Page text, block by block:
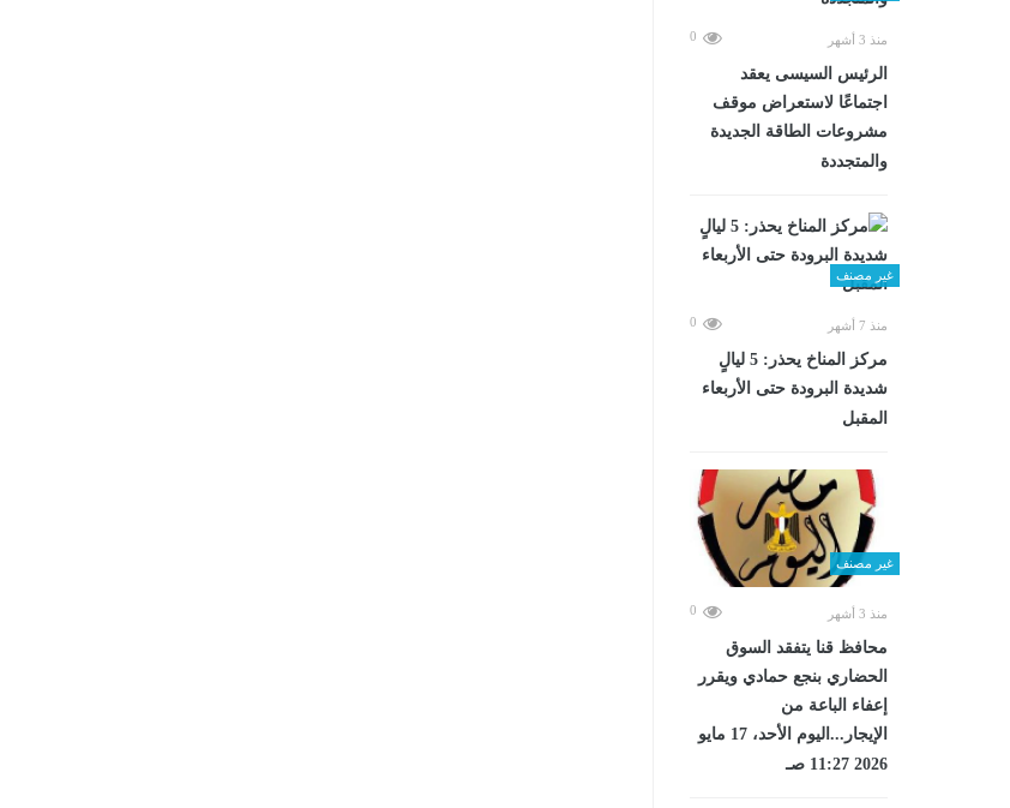
منذ 3 أشهر 0
الرئيس السيسى يعقد
اجتماعًا لاستعراض موقف
مشروعات الطاقة الجديدة
والمتجددة
غير مصنف
منذ 7 أشهر 0
مركز المناخ يحذر: 5 ليالٍ
شديدة البرودة حتى الأربعاء
المقبل
غير مصنف
منذ 3 أشهر 0
محافظ قنا يتفقد السوق
الحضاري بنجع حمادي ويقرر
إعفاء الباعة من
الإيجار...اليوم الأحد، 17 مايو
2026 11:27 صـ